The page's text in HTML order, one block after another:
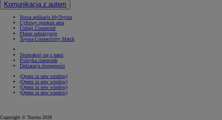
Komunikacja z autem
Nowa aplikacja MyToyota
Cyfrowy opiekun auta
Usługi Connected
Płatne subskrypcje
Toyota Connectivity Match
Skontaktuj się z nami
Polityka ciasteczek
Deklaracja dostępności
(Opens in new window)
(Opens in new window)
(Opens in new window)
(Opens in new window)
Copyright © Toyota 2026